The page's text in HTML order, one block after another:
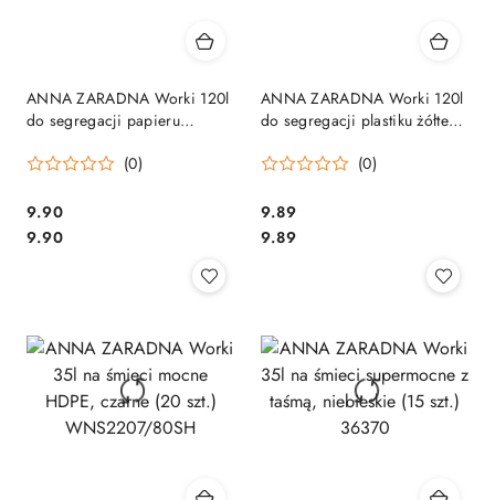
ANNA ZARADNA Worki 120l
do segregacji papieru
17065
(0)
Cena:
9.90
Cena:
9.90
ANNA ZARADNA Worki 120l
do segregacji plastiku żółte
(0)
Cena:
9.89
Cena:
9.89